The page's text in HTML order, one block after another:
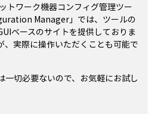
トワーク機器コンフィグ管理ツー
Manager」では、ツールの
ベースのサイトを提供しておりま
、実際に操作いただくことも可能で
一切必要ないので、お気軽にお試し